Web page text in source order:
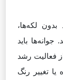
لکه‌ها،
باید
فعالیت رشد
یا تغییر رنگ